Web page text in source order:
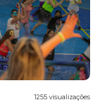
1255 visualizações